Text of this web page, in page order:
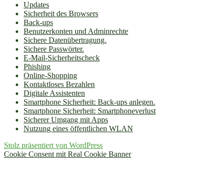
Updates
Sicherheit des Browsers
Back-ups
Benutzerkonten und Adminrechte
Sichere Datenübertragung.
Sichere Passwörter.
E-Mail-Sicherheitscheck
Phishing
Online-Shopping
Kontaktloses Bezahlen
Digitale Assistenten
Smartphone Sicherheit: Back-ups anlegen.
Smartphone Sicherheit: Smartphoneverlust
Sicherer Umgang mit Apps
Nutzung eines öffentlichen WLAN
Stolz präsentiert von WordPress
Cookie Consent mit Real Cookie Banner